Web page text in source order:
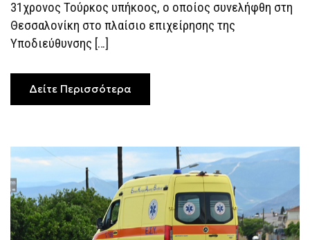
ΣΕ
ΠΟΛΥΕΤΉ
ΚΆΘΕΙΡΞΗ
31χρονος Τούρκος υπήκοος, ο οποίος συνελήφθη στη
Θεσσαλονίκη στο πλαίσιο επιχείρησης της
Υποδιεύθυνσης […]
Δείτε Περισσότερα